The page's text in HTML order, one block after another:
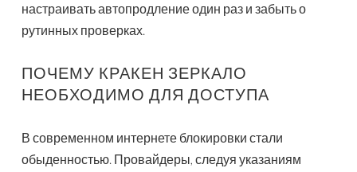
настраивать автопродление один раз и забыть о
рутинных проверках.
ПОЧЕМУ КРАКЕН ЗЕРКАЛО
НЕОБХОДИМО ДЛЯ ДОСТУПА
В современном интернете блокировки стали
обыденностью. Провайдеры, следуя указаниям